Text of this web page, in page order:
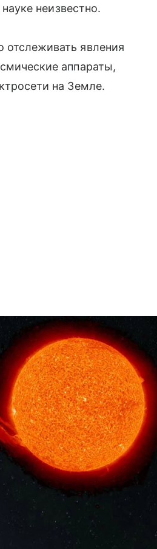
неизвестно.
явления
аппараты,
на Земле.